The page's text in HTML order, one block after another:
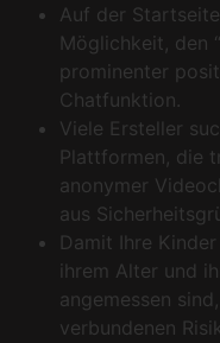
Auf der
Möglichkeit, den
prominenter
Chatfunktion.
Viele Ersteller
Plattformen, die
anonymer
aus
Damit Ihre
ihrem Alter und
angemessen
verbundenen